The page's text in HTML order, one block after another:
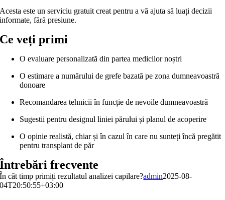
Acesta este un serviciu gratuit creat pentru a vă ajuta să luați decizii
informate, fără presiune.
Ce veți primi
O evaluare personalizată din partea medicilor noștri
O estimare a numărului de grefe bazată pe zona dumneavoastră
donoare
Recomandarea tehnicii în funcție de nevoile dumneavoastră
Sugestii pentru designul liniei părului și planul de acoperire
O opinie realistă, chiar și în cazul în care nu sunteți încă pregătit
pentru transplant de păr
Întrebări frecvente
În cât timp primiți rezultatul analizei capilare?admin2025-08-
04T20:50:55+03:00